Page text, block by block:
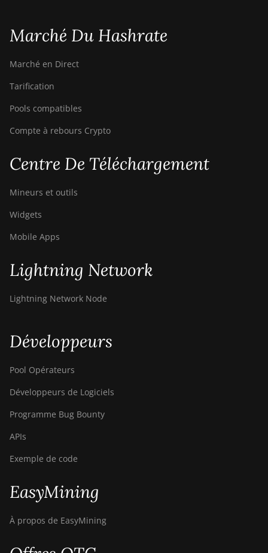
Marché Du Hashrate
Marché en Direct
Tarification
Pools compatibles
Compte à rebours Crypto
Centre De Téléchargement
Mineurs et outils
Widgets
Mobile Apps
Lightning Network
Lightning Network Node
Développeurs
Pool Opérateurs
Développeurs de Logiciels
Programme Bug Bounty
APIs
Exemple de code
EasyMining
À propos de EasyMining